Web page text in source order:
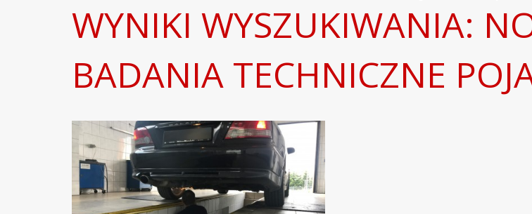
WYNIKI WYSZUKIWANIA:
BADANIA TECHNICZNE